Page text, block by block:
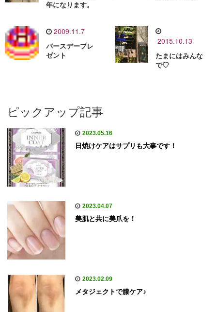
年になります。
2009.11.7
バースデープレ
ゼント
2015.10.13
たまにはみんな
で♡
ピックアップ記事
2023.05.16
日焼けケアはサプリも大事です！
2023.04.07
美肌と共に美爪を！
2023.02.09
メタジェクトで膝ケア♪